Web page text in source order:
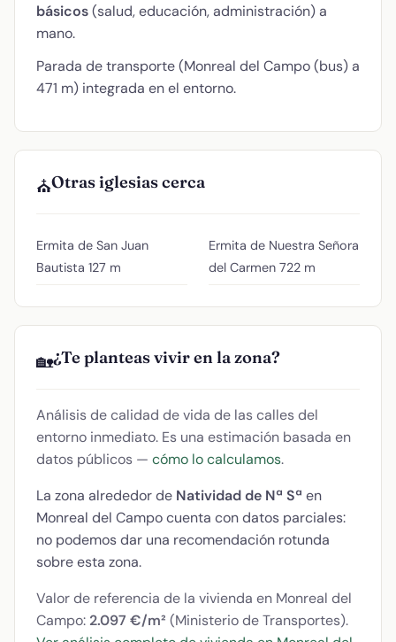
básicos(salud, educación, administración) a
mano.
Parada de transporte (Monreal del Campo (bus) a
471 m) integrada en el entorno.
⛪Otras iglesias cerca
Ermita de San Juan
Bautista 127 m
Ermita de Nuestra Señora
del Carmen 722 m
🏡¿Te planteas vivir en la zona?
Análisis de calidad de vida de las calles del
entorno inmediato. Es una estimación basada en
datos públicos — cómo lo calculamos.
La zona alrededor de Natividad de Nª Sª en
Monreal del Campo cuenta con datos parciales:
no podemos dar una recomendación rotunda
sobre esta zona.
Valor de referencia de la vivienda en Monreal del
Campo: 2.097 €/m² (Ministerio de Transportes).